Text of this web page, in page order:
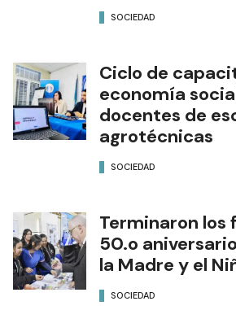
SOCIEDAD
Ciclo de
economía
docentes de
agrotécnicas
SOCIEDAD
Terminaron los
50.o
la Madre y el
SOCIEDAD